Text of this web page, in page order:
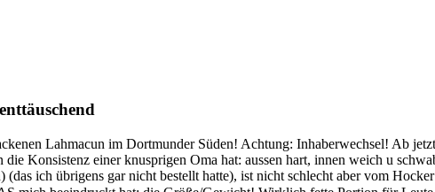
Lahmacun im Dortmunder Süden! Achtung: Inhaberwechsel! Ab
die Konsistenz einer knusprigen Oma hat: aussen hart, innen weich u
(das ich übrigens gar nicht bestellt hatte), ist nicht schlecht aber vom